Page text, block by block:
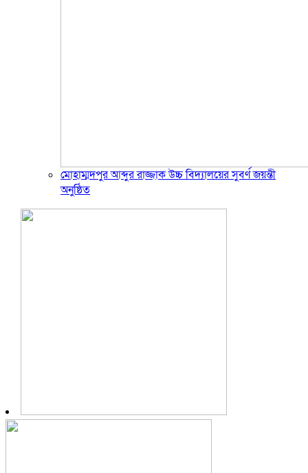
মোহাম্মদপুর আব্দুর রাজ্জাক উচ্চ বিদ্যালয়ের সুবর্ণ জয়ন্তী
অনুষ্ঠিত